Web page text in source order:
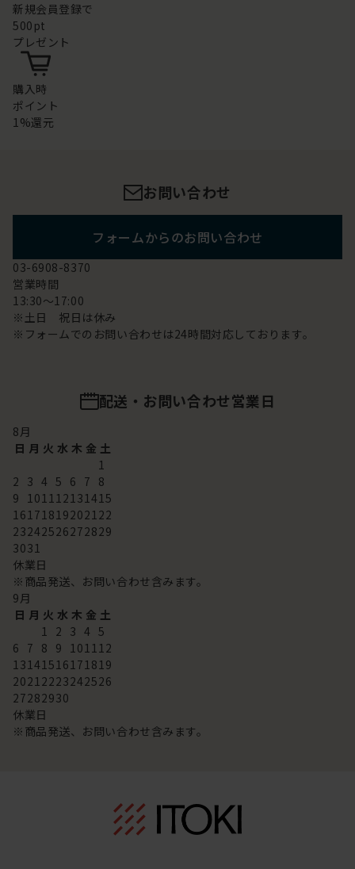
新規会員登録で
500pt
プレゼント
購入時
ポイント
1%還元
お問い合わせ
フォームからのお問い合わせ
03-6908-8370
営業時間
13:30～17:00
※土日 祝日は休み
※フォームでのお問い合わせは24時間対応しております。
配送・お問い合わせ営業日
8月
日 月 火 水 木 金 土
1
2 3 4 5 6 7 8
9 101112131415
16171819202122
23242526272829
3031
休業日
※商品発送、お問い合わせ含みます。
9月
日 月 火 水 木 金 土
1 2 3 4 5
6 7 8 9 101112
13141516171819
20212223242526
27282930
休業日
※商品発送、お問い合わせ含みます。